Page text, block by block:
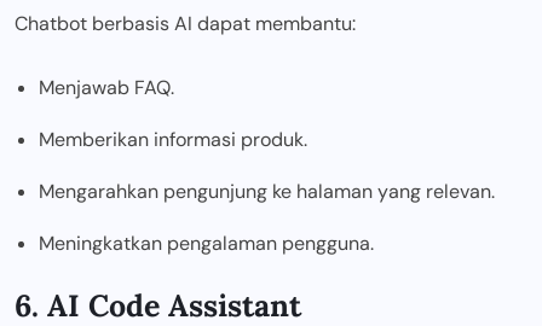
Chatbot berbasis AI dapat membantu:
Menjawab FAQ.
Memberikan informasi produk.
Mengarahkan pengunjung ke halaman yang relevan.
Meningkatkan pengalaman pengguna.
6. AI Code Assistant